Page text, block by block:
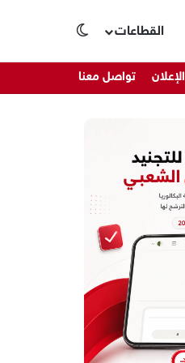
القطاعات
الإعلان تواصل معنا